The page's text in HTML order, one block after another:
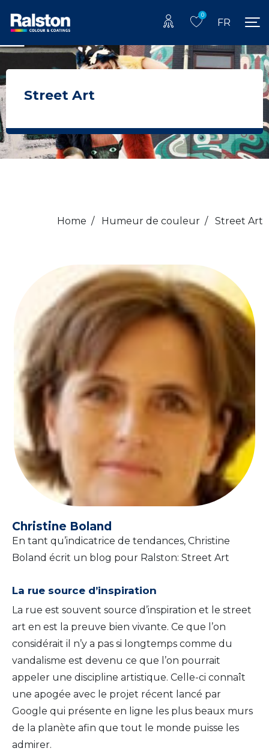
0
FR
Street Art
Home / Humeur de couleur / Street Art
Christine Boland
En tant qu’indicatrice de tendances, Christine
Boland écrit un blog pour Ralston: Street Art
La rue source d’inspiration
La rue est souvent source d’inspiration et le street
art en est la preuve bien vivante. Ce que l’on
considérait il n’y a pas si longtemps comme du
vandalisme est devenu ce que l’on pourrait
appeler une discipline artistique. Celle-ci connaît
une apogée avec le projet récent lancé par
Google qui présente en ligne les plus beaux murs
de la planète afin que tout le monde puisse les
admirer.